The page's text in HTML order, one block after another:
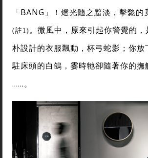
「BANG」！燈光隨之黯淡，擊斃的
(註1) 。微風中，原來引起你警覺的
朴設計的衣服飄動，杯弓蛇影；你放
駐床頭的白鴿，霎時牠卻隨著你的撫
……。